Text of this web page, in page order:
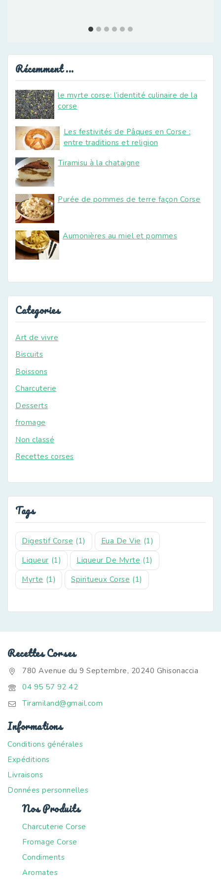
Récemment ...
le myrte corse: l’identité culinaire de la
corse
Les festivités de Pâques en Corse :
entre traditions et religion
Tiramisu à la chataigne
Purée de pommes de terre façon Corse
Aumonières au miel et pommes
Categories
Art de vivre
Biscuits
Boissons
Charcuterie
Desserts
fromage
Non classé
Recettes corses
Tags
Digestif Corse (1) Eua De Vie (1)
Liqueur (1) Liqueur De Myrte (1)
Myrte (1) Spiritueux Corse (1)
Recettes Corses
780 Avenue du 9 Septembre, 20240 Ghisonaccia
04 95 57 92 42
Tiramiland@gmail.com
Informations
Conditions générales
Expéditions
Livraisons
Données personnelles
Nos Produits
Charcuterie Corse
Fromage Corse
Condiments
Aromates